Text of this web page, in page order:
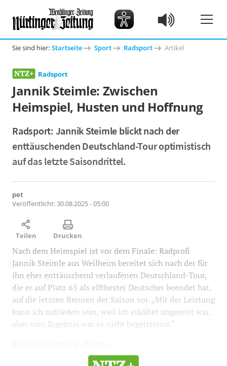
Sie sind hier: Startseite Sport Radsport Artikel
Radsport
Jannik Steimle: Zwischen
Heimspiel, Husten und Hoffnung
Radsport: Jannik Steimle blickt nach der
enttäuschenden Deutschland-Tour optimistisch
auf das letzte Saisondrittel.
pet
Veröffentlicht:30.08.2025 - 05:00
Teilen Drucken
Nach dem Heimspiel ist vor dem Finale: Radprofi
Jannik Steimle aus Weilheim bereitet sich nach der für
ihn eher enttäuschend verlaufenen Deutschland-Tour,
die er auf Platz 65 als elftbester Deutscher beendet hat,
auf die letzten Rennen der Saison vor. „Mit der Leistung
kann ich zufrieden sein, weil ich erkältet angereist war,
aber vom Ergebnis war es nicht begeisternd.“